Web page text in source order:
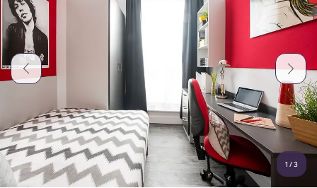
Mais
Conta Língua
English (GB)
Selecione um país
Reservar agora
Español
Català Deutsch
Italian French
Portuguese
1 /3